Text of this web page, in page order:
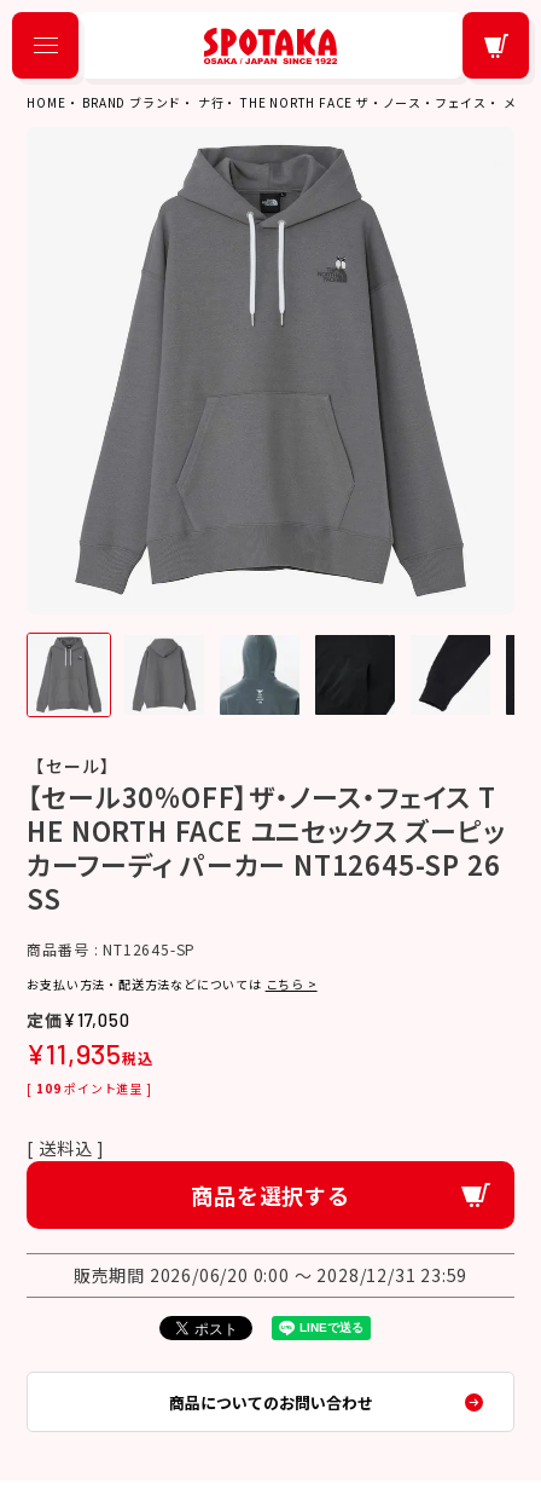
HOME BRAND ブランド ナ行 THE NORTH FACE ザ・ノース・フェイス メン
【セール】
【セール30%OFF】ザ・ノース・フェイス T
HE NORTH FACE ユニセックス ズーピッ
カーフーディ パーカー NT12645-SP 26
SS
商品番号 NT12645-SP
お支払い方法・配送方法などについては こちら >
¥17,050
¥11,935税込
[ 109 ポイント進呈 ]
送料込
商品を選択する
販売期間 2026/06/20 0:00 〜 2028/12/31 23:59
商品についてのお問い合わせ